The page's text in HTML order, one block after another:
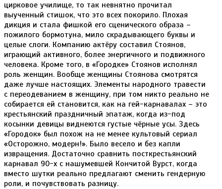
цирковое училище, то так невнятно прочитал
выученный стишок, что это всех покорило. Плохая
дикция и стала фишкой его сценического образа –
пожилого бормотуна, мило скрадывающего буквы и
целые слоги. Компанию актёру составил Стоянов,
играющий активного, более энергичного и подвижного
человека. Кроме того, в «Городке» Стоянов исполнял
роль женщин. Вообще женщины Стоянова смотрятся
даже лучше настоящих. Элементы народного травести
с переодеванием в женщину, при том никто реально не
собирается ей становится, как на гей-карнавалах – это
крестьянский праздничный эпатаж, когда из-под
косынки девицы виднеются густые чёрные усы. Здесь
«Городок» был похож на не менее культовый сериал
«Осторожно, модерн!». Было весело и без капли
извращения. Достаточно сравнить посткрестьянский
карнавал 90-х с нашумевшей Кончитой Вурст, когда
вместо шутки реально предлагают сменить гендерную
роли, и почувствовать разницу.